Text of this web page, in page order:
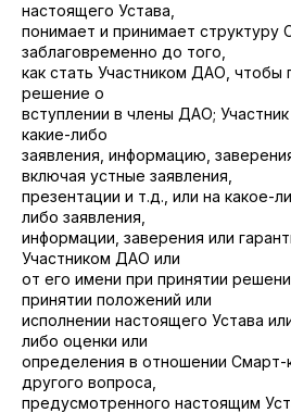
настоящего Устава,
понимает и принимает структуру
заблаговременно до того,
как стать Участником ДАО, чтобы
решение о
вступлении в члены ДАО;
какие-либо
заявления, информацию,
включая устные заявления,
презентации и т.д., или на какое-
либо заявления,
информации, заверения или
Участником ДАО или
от его имени при принятии
принятии положений или
исполнении настоящего Устава
либо оценки или
определения в отношении Смарт-
другого вопроса,
предусмотренного настоящим